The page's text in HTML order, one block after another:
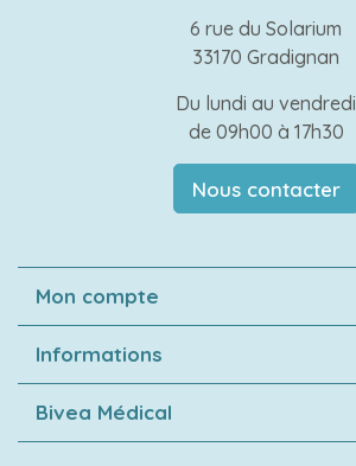
6 rue du Solarium
33170 Gradignan
Du lundi au vendredi
de 09h00 à 17h30
Nous contacter
Mon compte
Informations
Bivea Médical